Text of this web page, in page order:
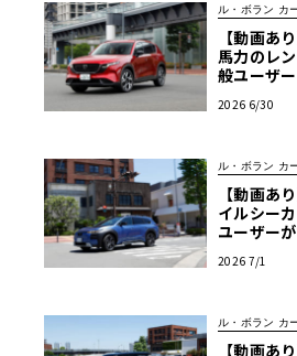
ル・ボラン カ
【動画あ
馬力のレ
般ユーザ
ーズミート
2026 6/30
ル・ボラン カ
【動画あ
イルシー
ユーザー
ーズミート
2026 7/1
ル・ボラン カ
【動画あ